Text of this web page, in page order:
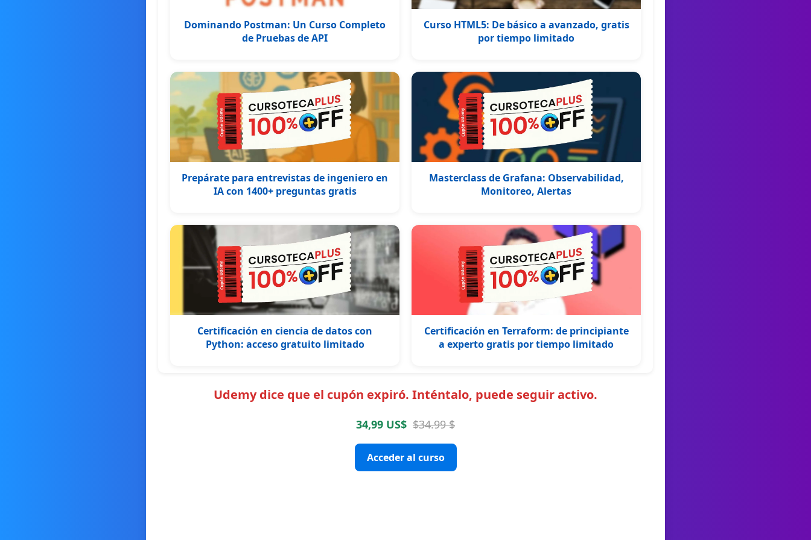
Dominando Postman: Un Curso Completo
de Pruebas de API
Curso HTML5: De básico a avanzado, gratis
por tiempo limitado
Prepárate para entrevistas de ingeniero en
IA con 1400+ preguntas gratis
Masterclass de Grafana: Observabilidad,
Monitoreo, Alertas
Certificación en ciencia de datos con
Python: acceso gratuito limitado
Certificación en Terraform: de principiante
a experto gratis por tiempo limitado
Udemy dice que el cupón expiró. Inténtalo, puede seguir activo.
34,99 US$ $34.99 $
Acceder al curso